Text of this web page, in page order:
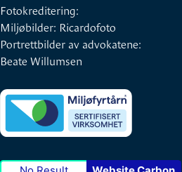
Fotokreditering:
Miljøbilder: Ricardofoto
Portrettbilder av advokatene:
Beate Willumsen